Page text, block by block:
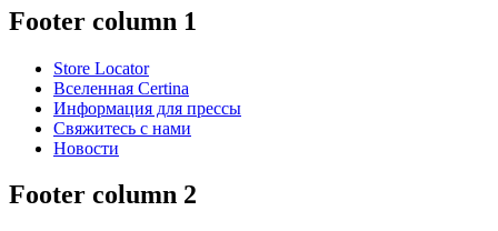
Footer column 1
Store Locator
Вселенная Certina
Информация для прессы
Свяжитесь с нами
Новости
Footer column 2